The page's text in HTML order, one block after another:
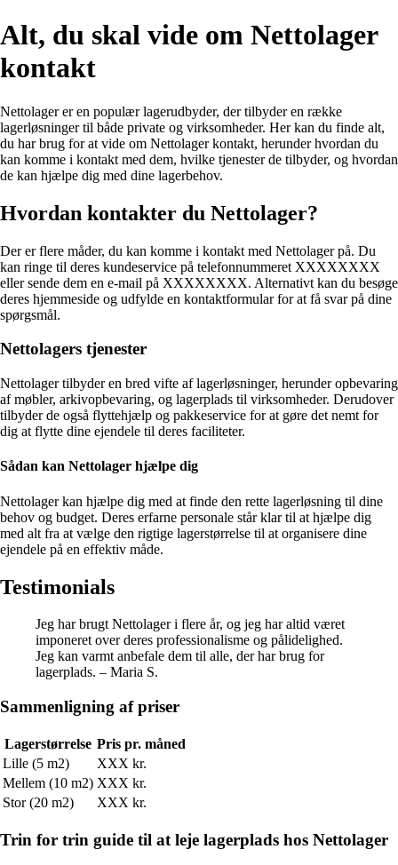
Alt, du skal vide om Nettolager
kontakt
Nettolager er en populær lagerudbyder, der tilbyder en række
lagerløsninger til både private og virksomheder. Her kan du finde alt,
du har brug for at vide om Nettolager kontakt, herunder hvordan du
kan komme i kontakt med dem, hvilke tjenester de tilbyder, og hvordan
de kan hjælpe dig med dine lagerbehov.
Hvordan kontakter du Nettolager?
Der er flere måder, du kan komme i kontakt med Nettolager på. Du
kan ringe til deres kundeservice på telefonnummeret XXXXXXXX
eller sende dem en e-mail på XXXXXXXX. Alternativt kan du besøge
deres hjemmeside og udfylde en kontaktformular for at få svar på dine
spørgsmål.
Nettolagers tjenester
Nettolager tilbyder en bred vifte af lagerløsninger, herunder opbevaring
af møbler, arkivopbevaring, og lagerplads til virksomheder. Derudover
tilbyder de også flyttehjælp og pakkeservice for at gøre det nemt for
dig at flytte dine ejendele til deres faciliteter.
Sådan kan Nettolager hjælpe dig
Nettolager kan hjælpe dig med at finde den rette lagerløsning til dine
behov og budget. Deres erfarne personale står klar til at hjælpe dig
med alt fra at vælge den rigtige lagerstørrelse til at organisere dine
ejendele på en effektiv måde.
Testimonials
Jeg har brugt Nettolager i flere år, og jeg har altid været
imponeret over deres professionalisme og pålidelighed.
Jeg kan varmt anbefale dem til alle, der har brug for
lagerplads. – Maria S.
Sammenligning af priser
Lagerstørrelse Pris pr. måned
Lille (5 m2)
XXX kr.
Mellem (10 m2) XXX kr.
Stor (20 m2)
XXX kr.
Trin for trin guide til at leje lagerplads hos Nettolager